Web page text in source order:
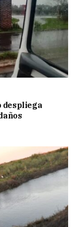
despliega